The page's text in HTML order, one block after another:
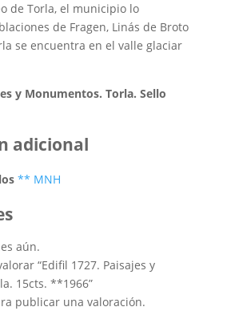
de Torla, el municipio lo
de Fragen, Linás de Broto
se encuentra en el valle glaciar
y Monumentos. Torla. Sello
adicional
** MNH
aún.
“Edifil 1727. Paisajes y
15cts. **1966”
publicar una valoración.